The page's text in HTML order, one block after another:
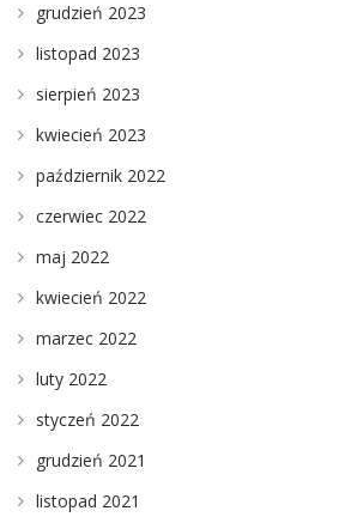
grudzień 2023
listopad 2023
sierpień 2023
kwiecień 2023
październik 2022
czerwiec 2022
maj 2022
kwiecień 2022
marzec 2022
luty 2022
styczeń 2022
grudzień 2021
listopad 2021